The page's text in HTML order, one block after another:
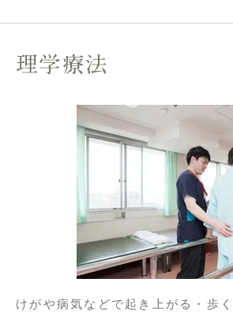
理学療法
けがや病気などで起き上がる・歩